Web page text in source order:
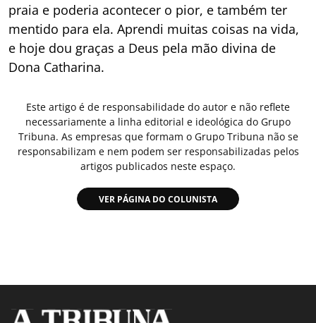
praia e poderia acontecer o pior, e também ter
mentido para ela. Aprendi muitas coisas na vida,
e hoje dou graças a Deus pela mão divina de
Dona Catharina.
Este artigo é de responsabilidade do autor e não reflete
necessariamente a linha editorial e ideológica do Grupo
Tribuna. As empresas que formam o Grupo Tribuna não se
responsabilizam e nem podem ser responsabilizadas pelos
artigos publicados neste espaço.
VER PÁGINA DO COLUNISTA